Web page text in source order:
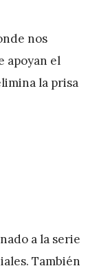
nos
apoyan el
la prisa
a la serie
También